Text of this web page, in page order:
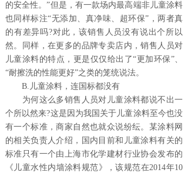
的安全性。”但是，有一款场内最高端非儿童涂料
也同样标注“无添加、真净味、超环保”，两者真
的有差异吗?对此，该销售人员没有说出个所以
然。同样，在更多的品牌专卖店内，销售人员对
儿童涂料的特点，更是仅仅给出了“更加环保”、
“耐擦洗的性能更好”之类的笼统说法。
B.儿童涂料，连国标都没有
为何这么多销售人员对儿童涂料都说不出一
个所以然来?这是因为我国关于儿童涂料至今也没
有一个标准，商家自然也就众说纷纭。某涂料网
的相关负责人介绍，国内目前和儿童涂料有关的
标准只有一个由上海市化学建材行业协会发布的
《儿童水性内墙涂料规范》，该规范在2014年10